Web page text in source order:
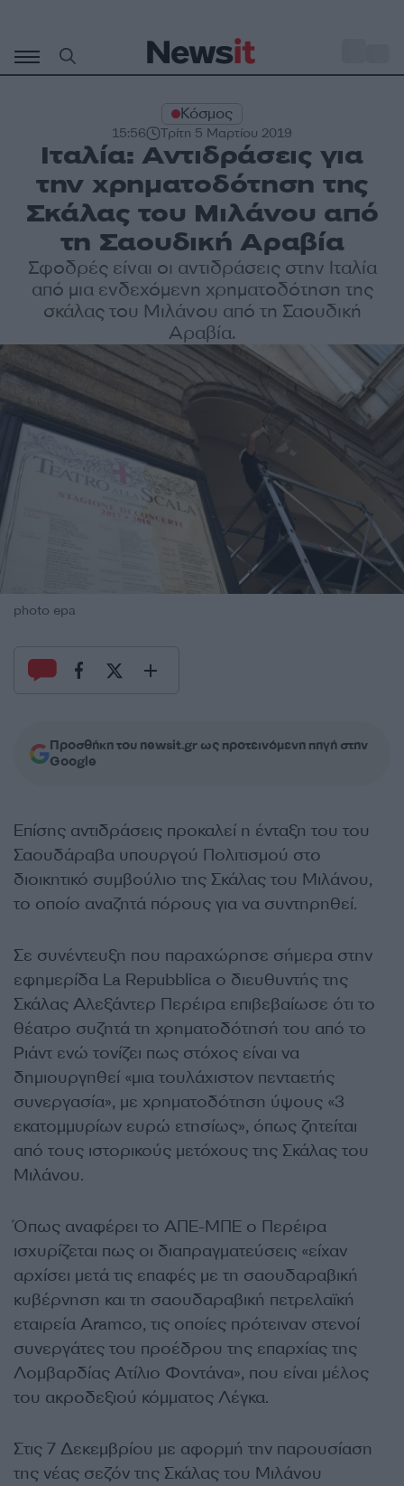
περιεχόμενο
Κόσμος
15:56 Τρίτη 5 Μαρτίου 2019
Ιταλία: Αντιδράσεις για
την χρηματοδότηση της
Σκάλας του Μιλάνου από
τη Σαουδική Αραβία
Σφοδρές είναι οι αντιδράσεις στην Ιταλία
από μια ενδεχόμενη χρηματοδότηση της
σκάλας του Μιλάνου από τη Σαουδική
Αραβία.
photo epa
Προσθήκη του newsit.gr ως προτεινόμενη πηγή στην
Google
Επίσης αντιδράσεις προκαλεί η ένταξη του του
Σαουδάραβα υπουργού Πολιτισμού στο
διοικητικό συμβούλιο της Σκάλας του Μιλάνου,
το οποίο αναζητά πόρους για να συντηρηθεί.
Σε συνέντευξη που παραχώρησε σήμερα στην
εφημερίδα La Repubblica ο διευθυντής της
Σκάλας Αλεξάντερ Περέιρα επιβεβαίωσε ότι το
θέατρο συζητά τη χρηματοδότησή του από το
Ριάντ ενώ τονίζει πως στόχος είναι να
δημιουργηθεί «μια τουλάχιστον πενταετής
συνεργασία», με χρηματοδότηση ύψους «3
εκατομμυρίων ευρώ ετησίως», όπως ζητείται
από τους ιστορικούς μετόχους της Σκάλας του
Μιλάνου.
Όπως αναφέρει το ΑΠΕ-ΜΠΕ ο Περέιρα
ισχυρίζεται πως οι διαπραγματεύσεις «είχαν
αρχίσει μετά τις επαφές με τη σαουδαραβική
κυβέρνηση και τη σαουδαραβική πετρελαϊκή
εταιρεία Aramco, τις οποίες πρότειναν στενοί
συνεργάτες του προέδρου της επαρχίας της
Λομβαρδίας Ατίλιο Φοντάνα», που είναι μέλος
του ακροδεξιού κόμματος Λέγκα.
Στις 7 Δεκεμβρίου με αφορμή την παρουσίαση
της νέας σεζόν της Σκάλας του Μιλάνου